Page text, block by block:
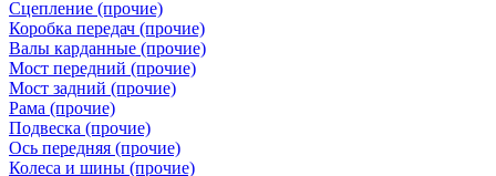
Сцепление (прочие)
Коробка передач (прочие)
Валы карданные (прочие)
Мост передний (прочие)
Мост задний (прочие)
Рама (прочие)
Подвеска (прочие)
Ось передняя (прочие)
Колеса и шины (прочие)